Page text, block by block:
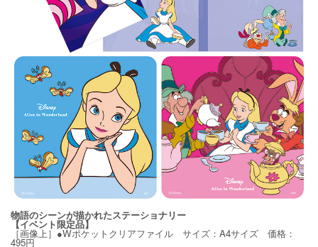
物語のシーンが描かれたステーショナリー
【イベント限定品】
［画像上］●Wポケットクリアファイル サイズ：A4サイズ 価格：
495円